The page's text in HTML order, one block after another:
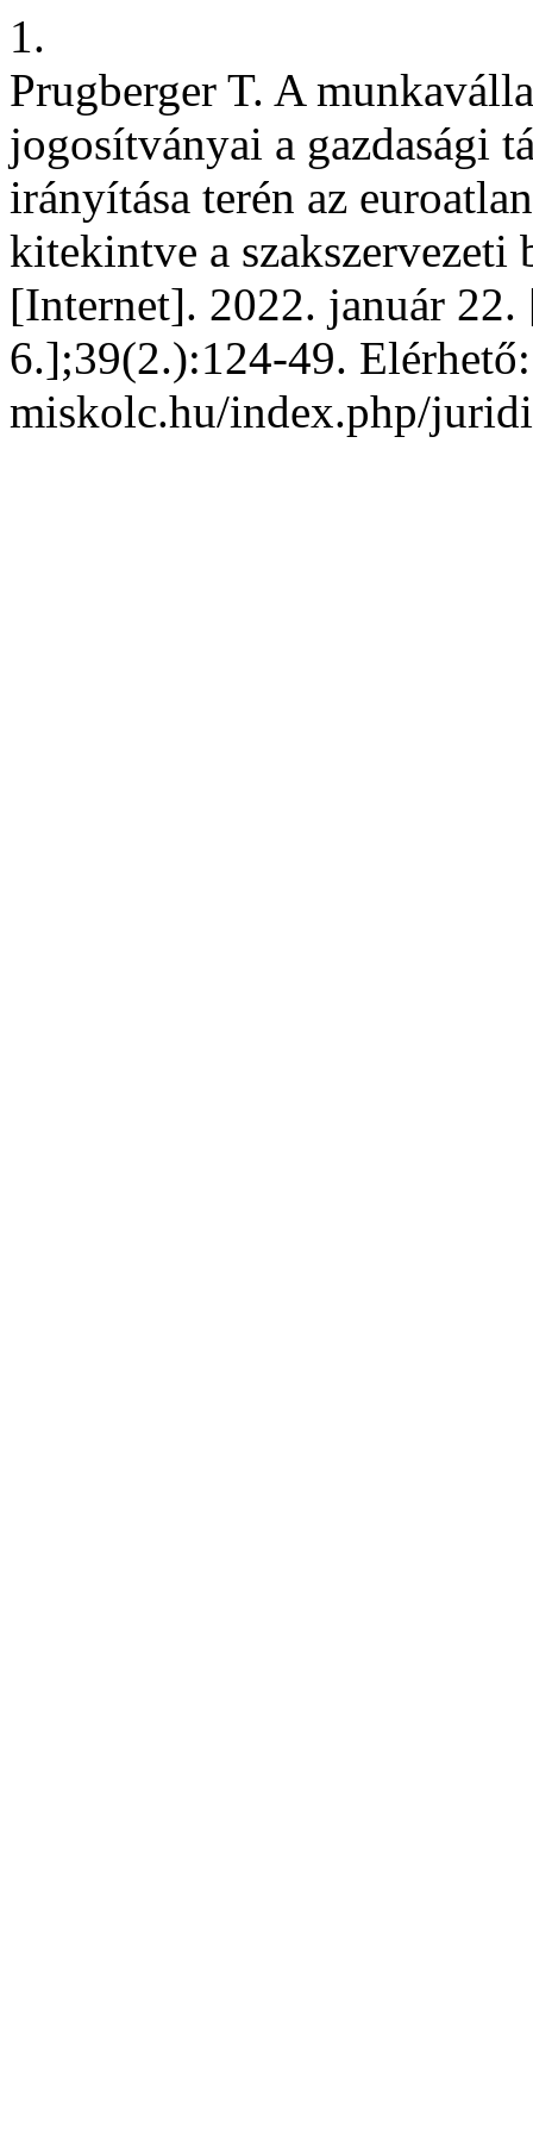
1.
Prugberger T. A
jogosítványai a gazdasági
irányítása terén az
kitekintve a
[Internet]. 2022. január 22.
6.];39(2.):124-49.
miskolc.hu/index.php/